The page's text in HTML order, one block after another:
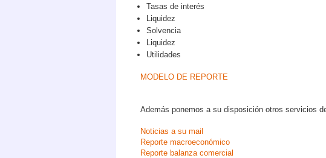
Tasas de interés
Liquidez
Solvencia
Liquidez
Utilidades
MODELO DE REPORTE
Además ponemos a su disposición otros servicios
Noticias a su mail
Reporte macroeconómico
Reporte balanza comercial